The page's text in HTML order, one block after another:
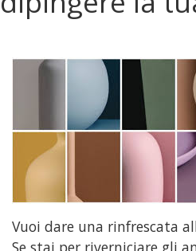
Vuoi dare una rinfrescata
Se stai per riverniciare gli